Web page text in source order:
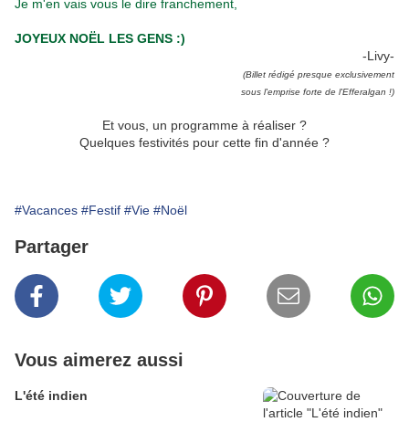
Je m'en vais vous le dire franchement,
JOYEUX NOËL LES GENS :)
-Livy-
(Billet rédigé presque exclusivement
sous l'emprise forte de l'Efferalgan !)
Et vous, un programme à réaliser ?
Quelques festivités pour cette fin d'année ?
#Vacances #Festif #Vie #Noël
Partager
Vous aimerez aussi
L'été indien